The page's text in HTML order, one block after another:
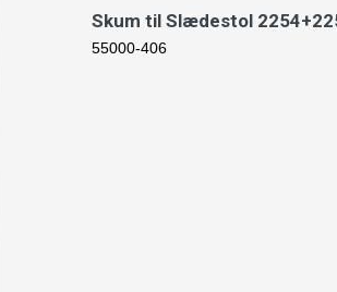
Skum til Slædestol
55000-406